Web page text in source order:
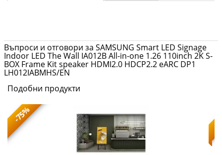
Въпроси и отговори за SAMSUNG Smart LED Signage
Indoor LED The Wall IA012B All-in-one 1.26 110inch 2K S-
BOX Frame Kit speaker HDMI2.0 HDCP2.2 eARC DP1
LH012IABMHS/EN
Подобни продукти
-75%